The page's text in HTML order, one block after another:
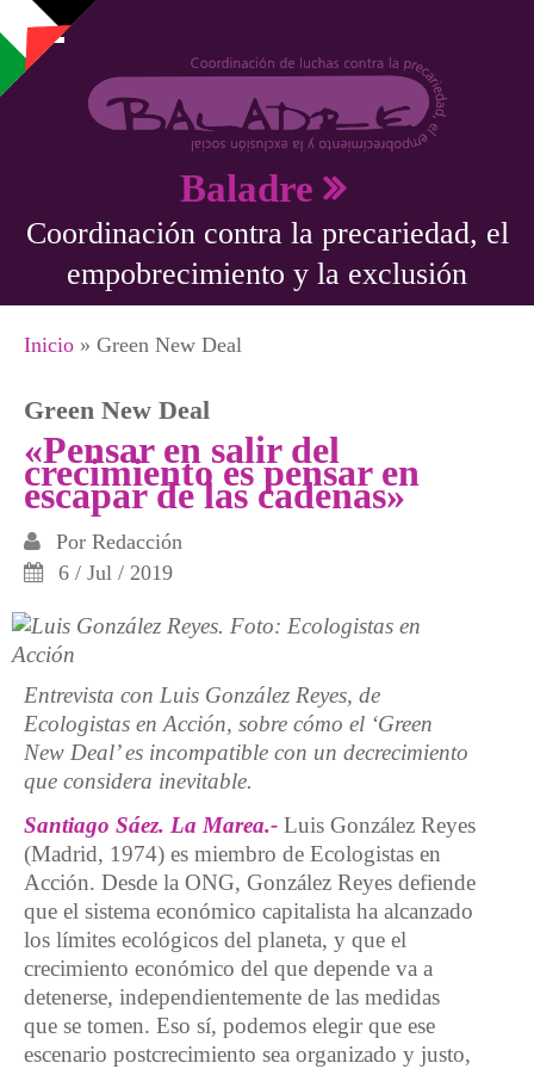
Pasar al contenido principal
Baladre
Coordinación contra la precariedad, el
empobrecimiento y la exclusión
Se encuentra usted aquí
Inicio » Green New Deal
Green New Deal
«Pensar en salir del
crecimiento es pensar en
escapar de las cadenas»
Por Redacción
6 / Jul / 2019
Entrevista con Luis González Reyes, de
Ecologistas en Acción, sobre cómo el ‘Green
New Deal’ es incompatible con un decrecimiento
que considera inevitable.
Santiago Sáez. La Marea.- Luis González Reyes
(Madrid, 1974) es miembro de Ecologistas en
Acción. Desde la ONG, González Reyes defiende
que el sistema económico capitalista ha alcanzado
los límites ecológicos del planeta, y que el
crecimiento económico del que depende va a
detenerse, independientemente de las medidas
que se tomen. Eso sí, podemos elegir que ese
escenario postcrecimiento sea organizado y justo,